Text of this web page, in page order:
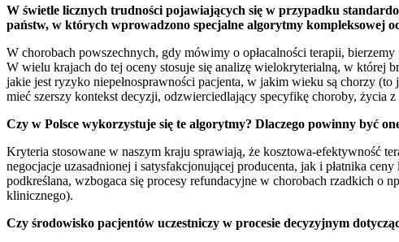
W świetle licznych trudności pojawiających się w przypadku
państw, w których wprowadzono specjalne algorytmy kompleksowej
W chorobach powszechnych, gdy mówimy o opłacalności terapii,
W wielu krajach do tej oceny stosuje się analizę wielokryterialną, w której
jakie jest ryzyko niepełnosprawności pacjenta, w jakim wieku są chorzy
mieć szerszy kontekst decyzji, odzwierciedlający specyfikę choroby, życia
Czy w Polsce wykorzystuje się te algorytmy? Dlaczego powinny być
Kryteria stosowane w naszym kraju sprawiają, że kosztowa-efektywność
negocjacje uzasadnionej i satysfakcjonującej producenta, jak i płatnika
podkreślana, wzbogaca się procesy refundacyjne w chorobach rzadkich o
klinicznego).
Czy środowisko pacjentów uczestniczy w procesie decyzyjnym